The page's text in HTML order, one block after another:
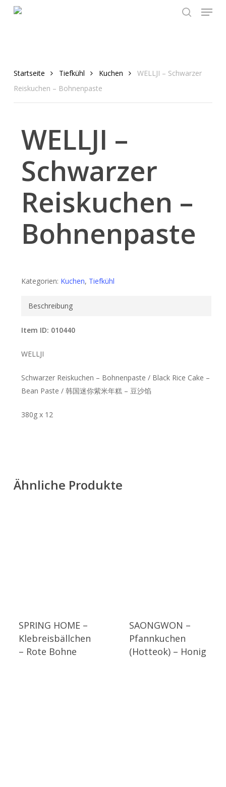
Menu
Startseite Tiefkühl Kuchen
WELLJI – Schwarzer
Reiskuchen – Bohnenpaste
WELLJI –
Schwarzer
Reiskuchen –
Bohnenpaste
Kategorien: Kuchen, Tiefkühl
Beschreibung
Item ID: 010440
WELLJI
Schwarzer Reiskuchen – Bohnenpaste / Black Rice Cake –
Bean Paste / 韩国迷你紫米年糕 – 豆沙馅
380g x 12
Ähnliche Produkte
SPRING HOME –
Klebreisbällchen
– Rote Bohne
SAONGWON –
Pfannkuchen
(Hotteok) – Honig